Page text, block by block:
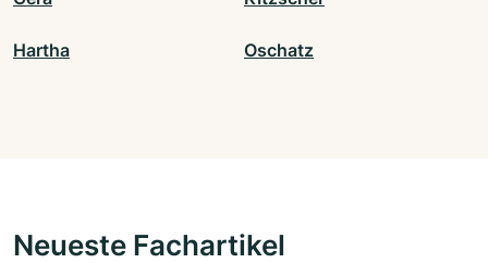
Hartha Oschatz
Neueste Fachartikel